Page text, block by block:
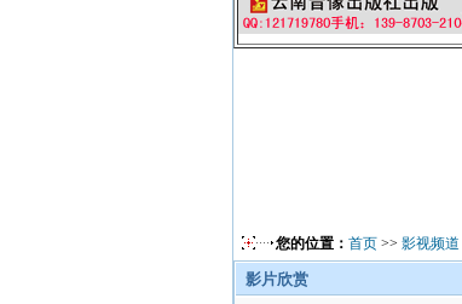
您的位置： 首页 >> 影视频道
影片欣赏